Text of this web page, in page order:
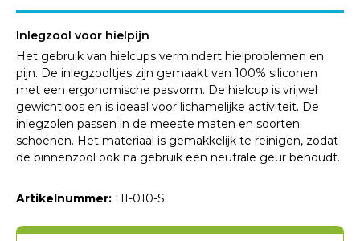
Inlegzool voor hielpijn
Het gebruik van hielcups vermindert hielproblemen en
pijn. De inlegzooltjes zijn gemaakt van 100% siliconen
met een ergonomische pasvorm. De hielcup is vrijwel
gewichtloos en is ideaal voor lichamelijke activiteit. De
inlegzolen passen in de meeste maten en soorten
schoenen. Het materiaal is gemakkelijk te reinigen, zodat
de binnenzool ook na gebruik een neutrale geur behoudt.
Artikelnummer: HI-010-S